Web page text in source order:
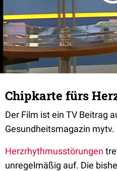
Chipkarte fürs
Der Film ist ein TV Beitrag
Gesundheitsmagazin mytv.
Herzrhythmusstörungen
unregelmäßig auf. Die